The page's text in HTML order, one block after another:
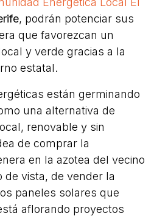
, podrán potenciar sus
que favorezcan un
y verde gracias a la
estatal.
están germinando
una alternativa de
renovable y sin
de comprar la
en la azotea del vecino
de vista, de vender la
paneles solares que
aflorando proyectos